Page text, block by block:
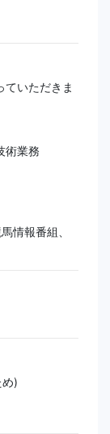
ていただきま
術業務
情報番組、
)